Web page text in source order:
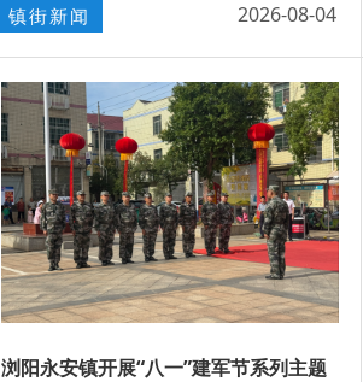
镇街新闻 2026-08-04
浏阳永安镇开展“八一”建军节系列主题